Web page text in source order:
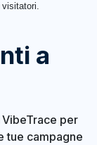
visitatori.
a
per
tue campagne